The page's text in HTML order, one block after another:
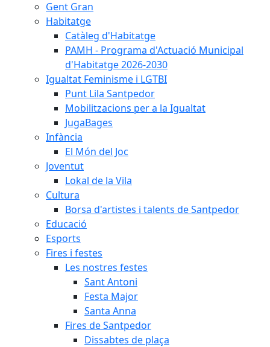
Gent Gran
Habitatge
Catàleg d'Habitatge
PAMH - Programa d'Actuació Municipal
d'Habitatge 2026-2030
Igualtat Feminisme i LGTBI
Punt Lila Santpedor
Mobilitzacions per a la Igualtat
JugaBages
Infància
El Món del Joc
Joventut
Lokal de la Vila
Cultura
Borsa d'artistes i talents de Santpedor
Educació
Esports
Fires i festes
Les nostres festes
Sant Antoni
Festa Major
Santa Anna
Fires de Santpedor
Dissabtes de plaça